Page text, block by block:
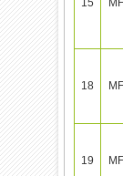
15 MF
18 MF
19 MF